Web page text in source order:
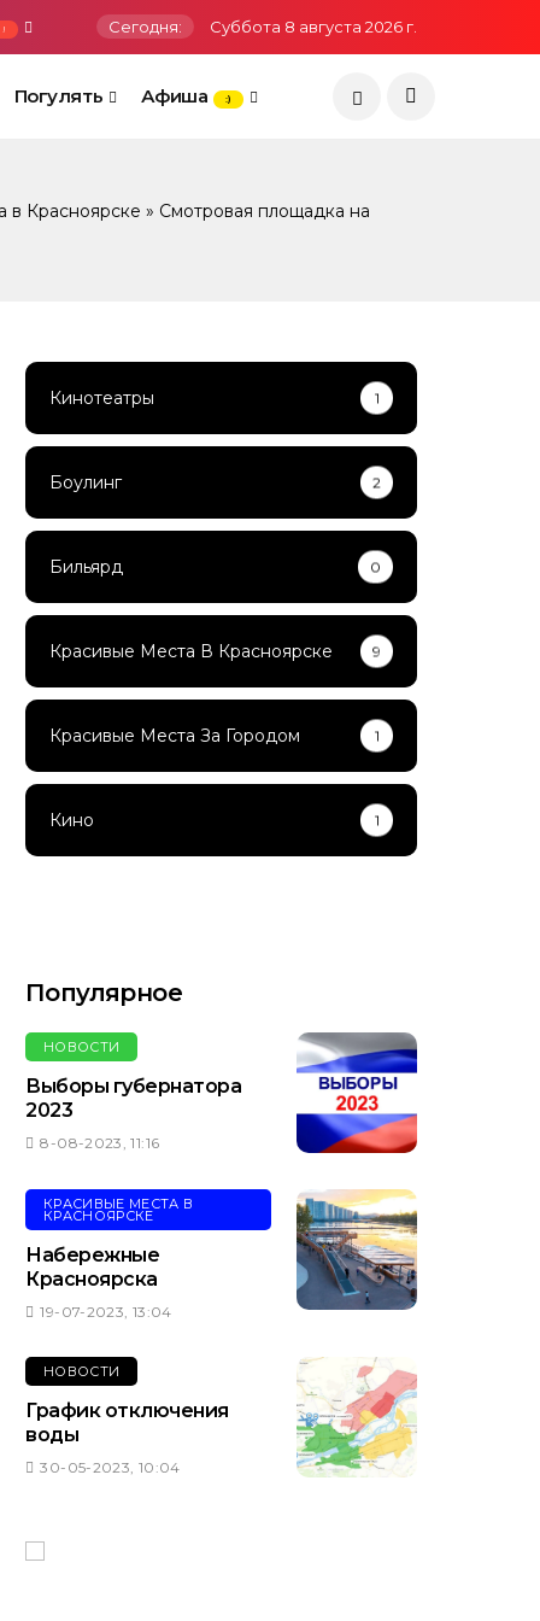
! Сегодня: Суббота 8 августа 2026 г.
Погулять Афиша :)
в Красноярске » Смотровая площадка на
Кинотеатры 1
Боулинг 2
Бильярд 0
Красивые Места В Красноярске 9
Красивые Места За Городом 1
Кино 1
Популярное
НОВОСТИ
Выборы губернатора
2023
8-08-2023, 11:16
КРАСИВЫЕ МЕСТА В
КРАСНОЯРСКЕ
Набережные
Красноярска
19-07-2023, 13:04
НОВОСТИ
График отключения
воды
30-05-2023, 10:04